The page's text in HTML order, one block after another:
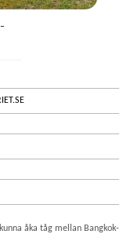
åka tåg mellan Bangkok-